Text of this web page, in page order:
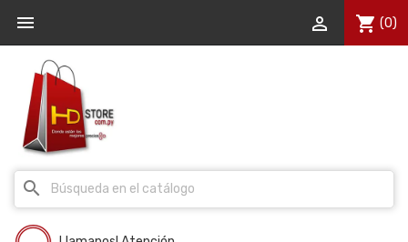
 shopping_cart (0)

search